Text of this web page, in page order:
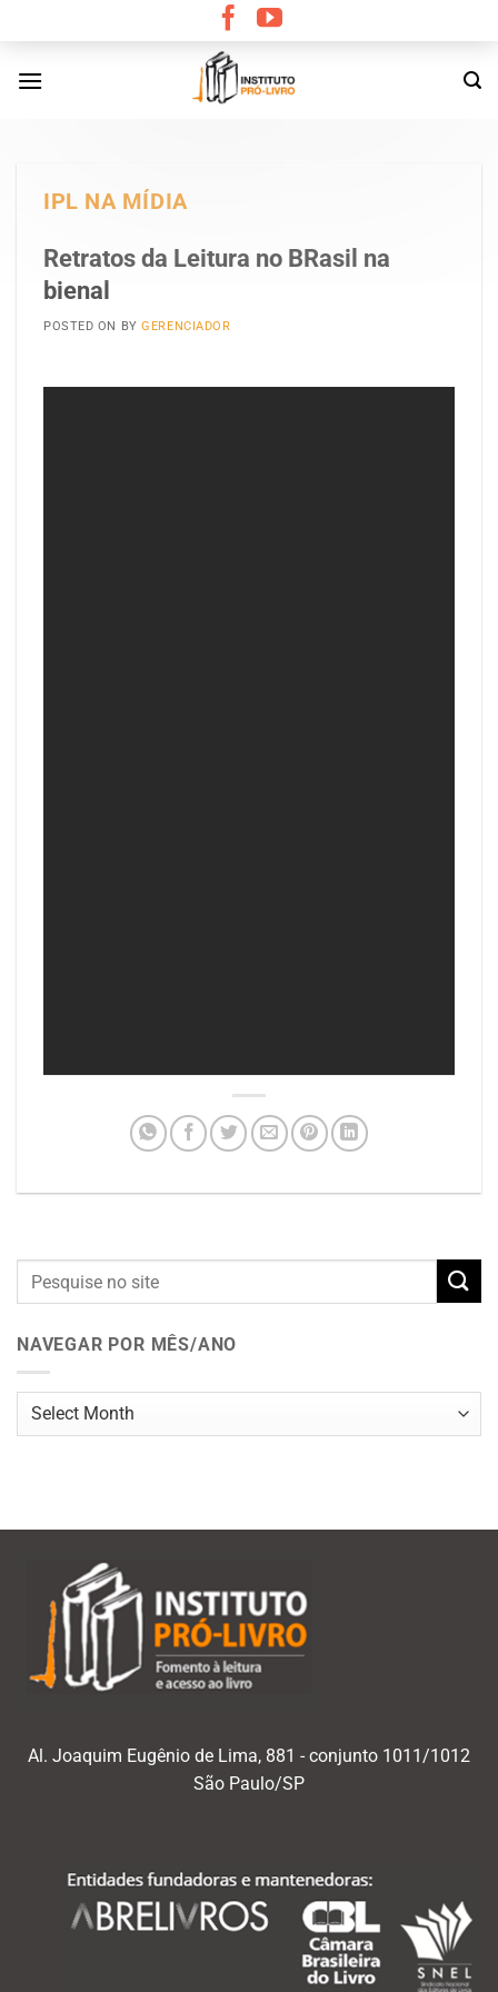
content
IPL NA MÍDIA
Retratos da Leitura no BRasil na
bienal
POSTED ON BYGERENCIADOR
NAVEGAR POR MÊS/ANO
Navegar
Al. Joaquim Eugênio de Lima, 881 - conjunto 1011/1012
São Paulo/SP